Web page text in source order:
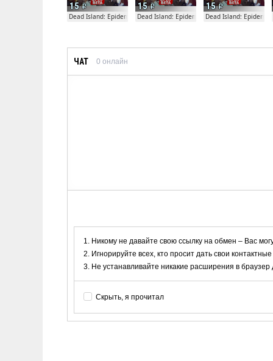
15
Dead Island: Epidemic
15
Dead Island: Epidemic
15
Dead Island: Epidemic
ЧАТ 0 онлайн
Никому не давайте свою ссылку на обмен – Вас
Игнорируйте всех, кто просит дать свои
Не устанавливайте никакие расширения в
Скрыть, я прочитал